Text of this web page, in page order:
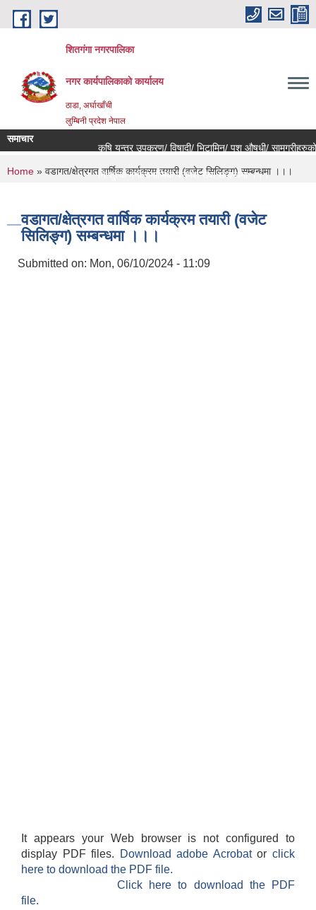
Skip to main content
शितगंगा नगरपालिका
नगर कार्यपालिकाकाे कार्यालय
ठाडा, अर्घाखाँची
लुम्बिनी प्रदेश नेपाल
समाचार
कृषि यन्त्र उपकरण/ विषादी/ भिटामिन/ पशु औषधी/
नि:शुल्क मनोसामाजिक परामर्श सेवा सम्बन्धमा ।।।
You are here
Home » वडागत/क्षेत्रगत वार्षिक कार्यक्रम तयारी (वजेट सिलिङ्ग) सम्बन्धमा ।।।
वडागत/क्षेत्रगत वार्षिक कार्यक्रम तयारी (वजेट
सिलिङ्ग) सम्बन्धमा ।।।
Submitted on: Mon, 06/10/2024 - 11:09
It appears your Web browser is not configured to
display PDF files.
Download adobe Acrobatorclick
here to download the PDF file.
Click here to download the PDF
file.